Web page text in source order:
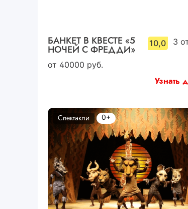
БАНКЕТ В КВЕСТЕ «5
НОЧЕЙ С ФРЕДДИ»
10,0 3
от 40000 руб.
Узнать
Спектакли 0+